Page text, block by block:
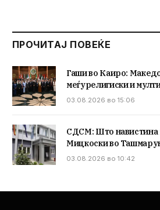
ПРОЧИТАЈ ПОВЕЌЕ
Гаши во Каиро:
меѓурелигиски и
03.08.2026 во 15:06
СДСМ: Што навистина
Мицкоски во
03.08.2026 во 10:42